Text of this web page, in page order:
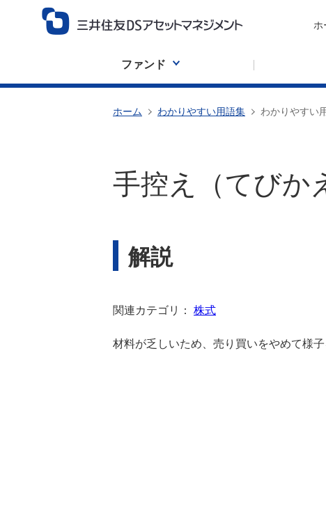
ホ
ファンド
ホーム わかりやすい用語集 わかりやすい
手控え（てびか
解説
関連カテゴリ： 株式
材料が乏しいため、売り買いをやめて様子